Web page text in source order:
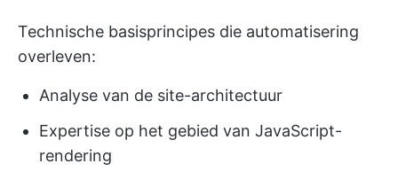
Technische basisprincipes die automatisering
overleven:
Analyse van de site-architectuur
Expertise op het gebied van JavaScript-
rendering